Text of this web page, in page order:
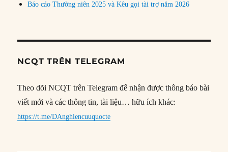
Báo cáo Thường niên 2025 và Kêu gọi tài trợ năm 2026
NCQT TRÊN TELEGRAM
Theo dõi NCQT trên Telegram để nhận được thông báo bài
viết mới và các thông tin, tài liệu… hữu ích khác:
https://t.me/DAnghiencuuquocte